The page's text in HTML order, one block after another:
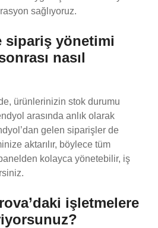
sağlıyoruz.
sipariş yönetimi
nasıl
ürünlerinizin stok durumu
arasında anlık olarak
gelen siparişler de
aktarılır, böylece tüm
kolayca yönetebilir, iş
işletmelere